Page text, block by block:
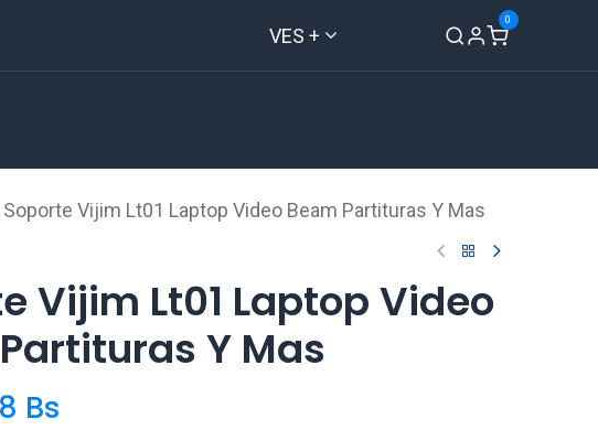
VES +
0
Soporte Vijim Lt01 Laptop Video Beam Partituras Y Mas
Vijim Lt01 Laptop Video
Y Mas
Bs